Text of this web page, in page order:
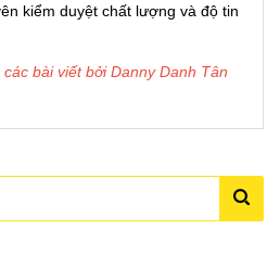
kiểm duyệt chất lượng và độ tin
các bài viết bởi Danny Danh Tân